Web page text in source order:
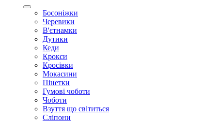
Босоніжки
Черевики
В'єтнамки
Дутики
Кеди
Крокси
Кросівки
Мокасини
Пінетки
Гумові чоботи
Чоботи
Взуття що світиться
Сліпони